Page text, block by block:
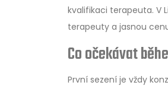
kvalifikaci terapeuta. V
terapeuty a jasnou
Co očekávat
První sezení je vždy